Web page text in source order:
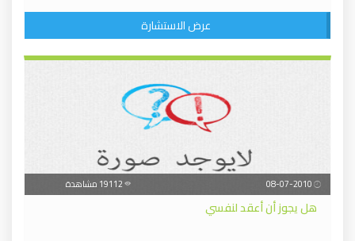
عرض الاستشارة
هل يجوز أن أعقد لنفسي